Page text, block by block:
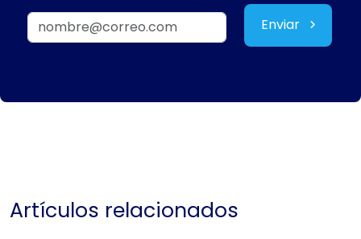
Enviar
Artículos relacionados